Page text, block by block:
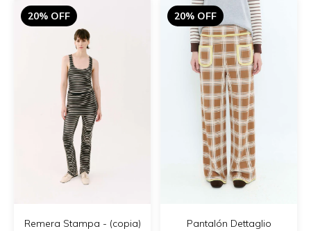
20% OFF
Remera Stampa - (copia)
20% OFF
Pantalón Dettaglio